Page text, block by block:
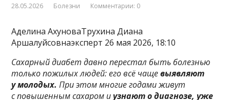
28.05.2026 Болезни Комментарии: 0
Аделина АхуноваТрухина Диана
Аршалуйсовнаэксперт 26 мая 2026, 18:10
Сахарный диабет давно перестал быть болезнью
только пожилых людей: его всё чащевыявляют
у молодых.При этом многие годами живут
с повышенным сахаром иузнают о диагнозе, уже